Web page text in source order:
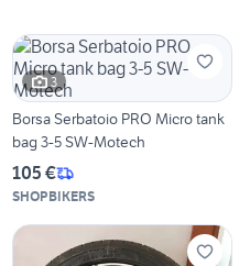
3
Borsa Serbatoio PRO Micro tank
bag 3-5 SW-Motech
105 €
SHOPBIKERS